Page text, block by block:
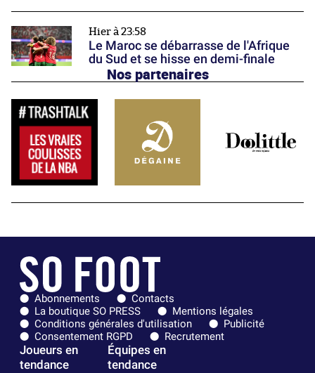
Hier à 23:58
Le Maroc se débarrasse de l'Afrique
du Sud et se hisse en demi-finale
Nos partenaires
Abonnements
Contacts
La boutique SO PRESS
Mentions légales
Conditions générales d'utilisation
Publicité
Consentement RGPD
Recrutement
Joueurs en
tendance
Équipes en
tendance